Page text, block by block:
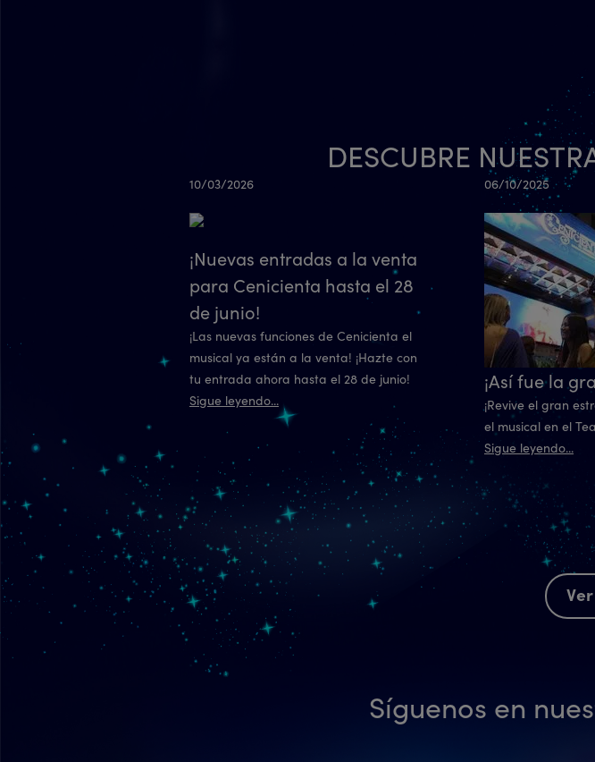
DESCUBRE
10/03/2026
¡Nuevas entradas a la venta
para Cenicienta hasta el 28
de junio!
¡Las nuevas funciones de Cenicienta el
musical ya están a la venta! ¡Hazte con
tu entrada ahora hasta el 28 de junio!
Sigue leyendo...
06/10/2025
¡Así fue la
¡Revive el gran
el musical en el
Sigue leyendo...
Síguenos en